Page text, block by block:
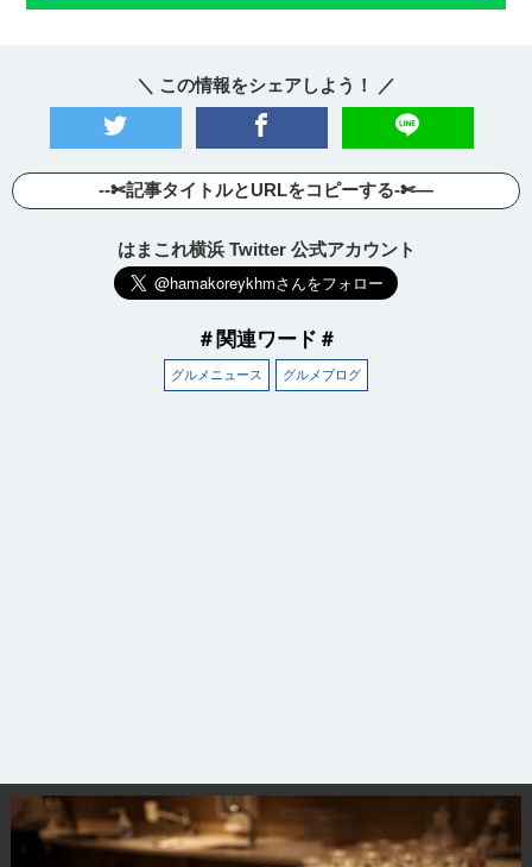
＼ この情報をシェアしよう！ ／
--✄記事タイトルとURLをコピーする-✄—
はまこれ横浜 Twitter 公式アカウント
＃関連ワード＃
グルメニュース グルメブログ